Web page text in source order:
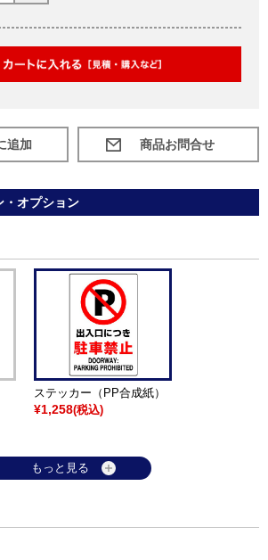
追加
・オプション
ステッカー（PP合成紙）
¥1,258(税込)
もっと見る